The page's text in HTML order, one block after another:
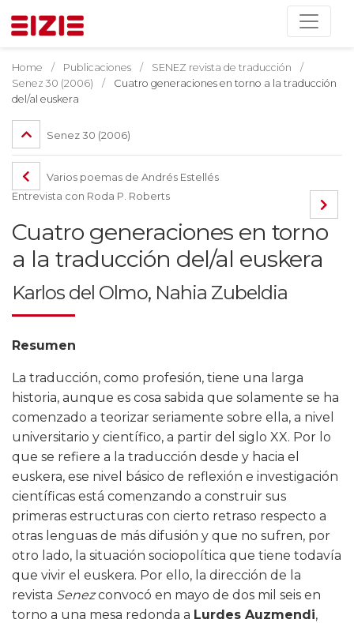
Home Publicaciones
SENEZ revista de traducción
Senez 30 (2006)
Cuatro generaciones en torno a la traducción
del/al euskera
Senez 30 (2006)
Varios poemas de Andrés Estellés
Entrevista con Roda P. Roberts
Cuatro generaciones en torno
a la traducción del/al euskera
Karlos del Olmo, Nahia Zubeldia
Resumen
La traducción, como profesión, tiene una larga
historia, aunque es cosa sabida que solamente se ha
comenzado a teorizar seriamente sobre ella, a nivel
universitario y científico, a partir del siglo XX. Por lo
que se refiere a la traducción desde y hacia el
euskera, ese nivel básico de reflexión e investigación
científicas está comenzando a construir sus
primeras estructuras con cierto retraso respecto a
otras lenguas de más difusión y que no sufren, por
otro lado, la situación sociopolítica que tiene todavía
que vivir el euskera. Por ello, la dirección de la
revista Senezconvocó en mayo de dos mil seis en
torno a una mesa redonda a Lurdes Auzmendi,